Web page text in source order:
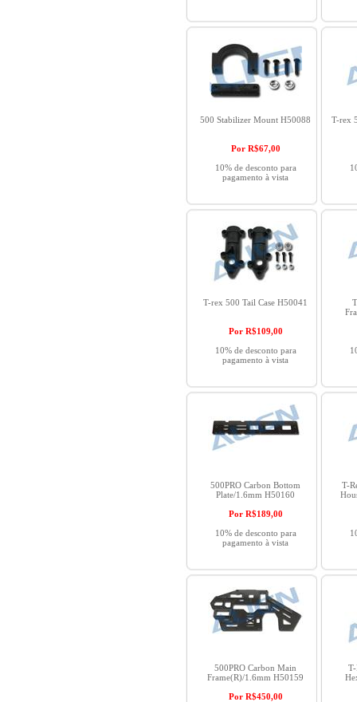
500 Stabilizer Mount H50088
Por R$67,00
10% de desconto para
pagamento à vista
T-rex
T-rex 500 Tail Case H50041
Por R$109,00
10% de desconto para
pagamento à vista
500PRO Carbon Bottom
Plate/1.6mm H50160
Por R$189,00
10% de desconto para
pagamento à vista
T-
500PRO Carbon Main
Frame(R)/1.6mm H50159
Por R$450,00